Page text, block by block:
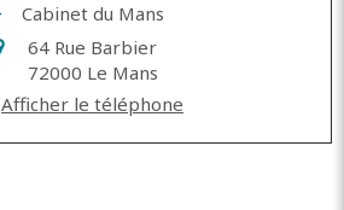
Cabinet du Mans
64 Rue Barbier
72000 Le Mans
Afficher le téléphone